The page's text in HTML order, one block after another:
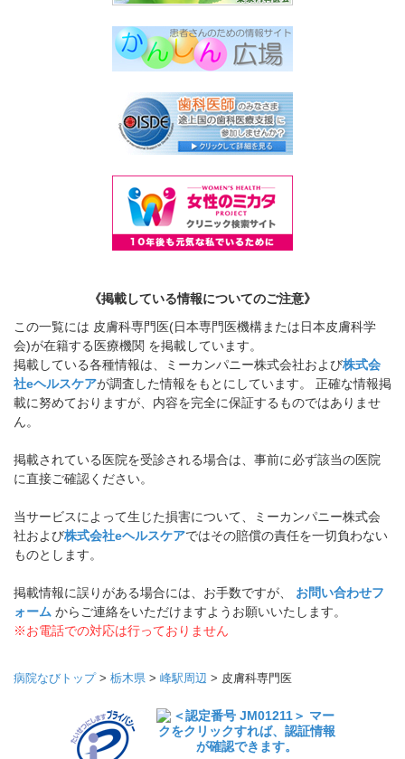
《掲載している情報についてのご注意》
この一覧には 皮膚科専門医(日本専門医機構または日本皮膚科学
会)が在籍する医療機関 を掲載しています。
掲載している各種情報は、ミーカンパニー株式会社および株式会
社eヘルスケアが調査した情報をもとにしています。 正確な情報掲
載に努めておりますが、内容を完全に保証するものではありませ
ん。
掲載されている医院を受診される場合は、事前に必ず該当の医院
に直接ご確認ください。
当サービスによって生じた損害について、ミーカンパニー株式会
社および株式会社eヘルスケアではその賠償の責任を一切負わない
ものとします。
掲載情報に誤りがある場合には、お手数ですが、 お問い合わせフ
ォーム からご連絡をいただけますようお願いいたします。
※お電話での対応は行っておりません
病院なびトップ> 栃木県 > 峰駅周辺 > 皮膚科専門医